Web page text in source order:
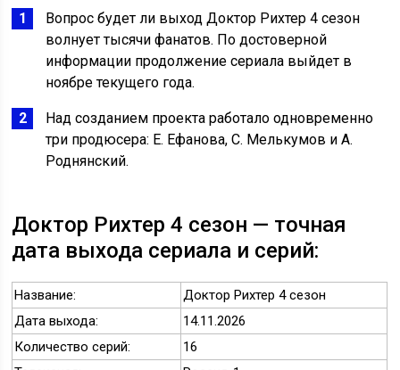
Вопрос будет ли выход Доктор Рихтер 4 сезон
волнует тысячи фанатов. По достоверной
информации продолжение сериала выйдет в
ноябре текущего года.
Над созданием проекта работало одновременно
три продюсера: Е. Ефанова, С. Мелькумов и А.
Роднянский.
Доктор Рихтер 4 сезон — точная
дата выхода сериала и серий:
Название:
Доктор Рихтер 4 сезон
Дата выхода:
14.11.2026
Количество серий:
16